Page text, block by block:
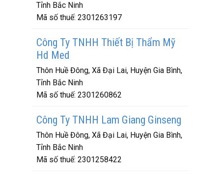
Tỉnh Bắc Ninh
Mã số thuế: 2301263197
Công Ty TNHH Thiết Bị Thẩm Mỹ
Hd Med
Thôn Huề Đông, Xã Đại Lai, Huyện Gia Bình,
Tỉnh Bắc Ninh
Mã số thuế: 2301260862
Công Ty TNHH Lam Giang Ginseng
Thôn Huề Đông, Xã Đại Lai, Huyện Gia Bình,
Tỉnh Bắc Ninh
Mã số thuế: 2301258422